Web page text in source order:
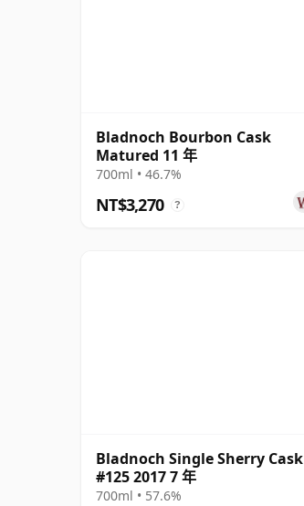
Bladnoch Bourbon Cask
Matured 11 年
700ml • 46.7%
NT$3,270 ?
Bladnoch Single Sherry Cask
#125 2017 7 年
700ml • 57.6%